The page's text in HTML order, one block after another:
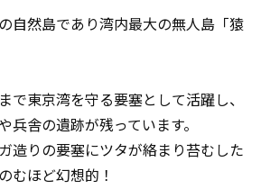
自然島であり湾内最大の無人島「猿
で東京湾を守る要塞として活躍し、
兵舎の遺跡が残っています。
造りの要塞にツタが絡まり苔むした
むほど幻想的！